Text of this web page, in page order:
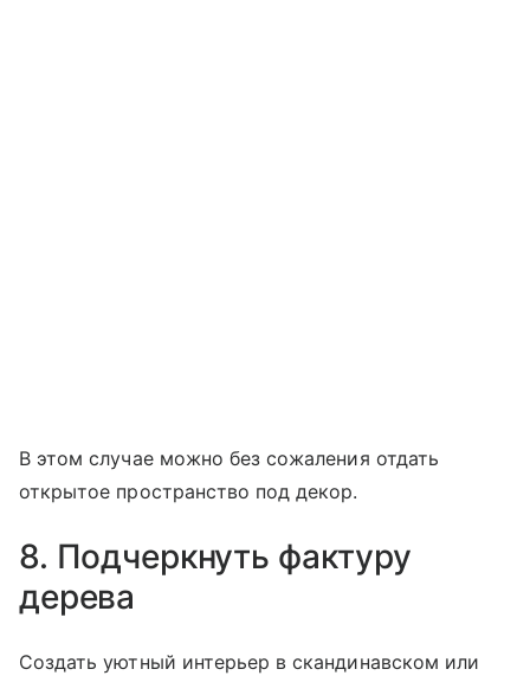
В этом случае можно без сожаления отдать
открытое пространство под декор.
8. Подчеркнуть фактуру
дерева
Создать уютный интерьер в скандинавском или